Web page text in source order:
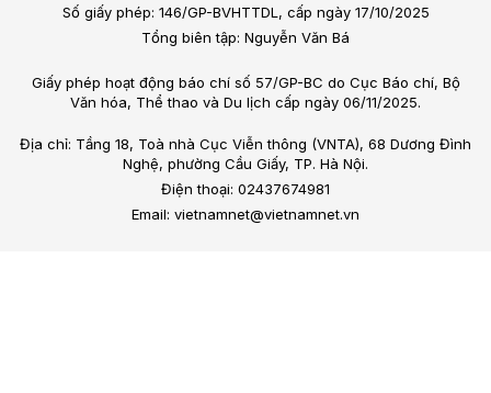
Số giấy phép: 146/GP-BVHTTDL, cấp ngày 17/10/2025
Tổng biên tập: Nguyễn Văn Bá
Giấy phép hoạt động báo chí số 57/GP-BC do Cục Báo chí, Bộ
Văn hóa, Thể thao và Du lịch cấp ngày 06/11/2025.
Địa chỉ: Tầng 18, Toà nhà Cục Viễn thông (VNTA), 68 Dương Đình
Nghệ, phường Cầu Giấy, TP. Hà Nội.
Điện thoại: 02437674981
Email: vietnamnet@vietnamnet.vn